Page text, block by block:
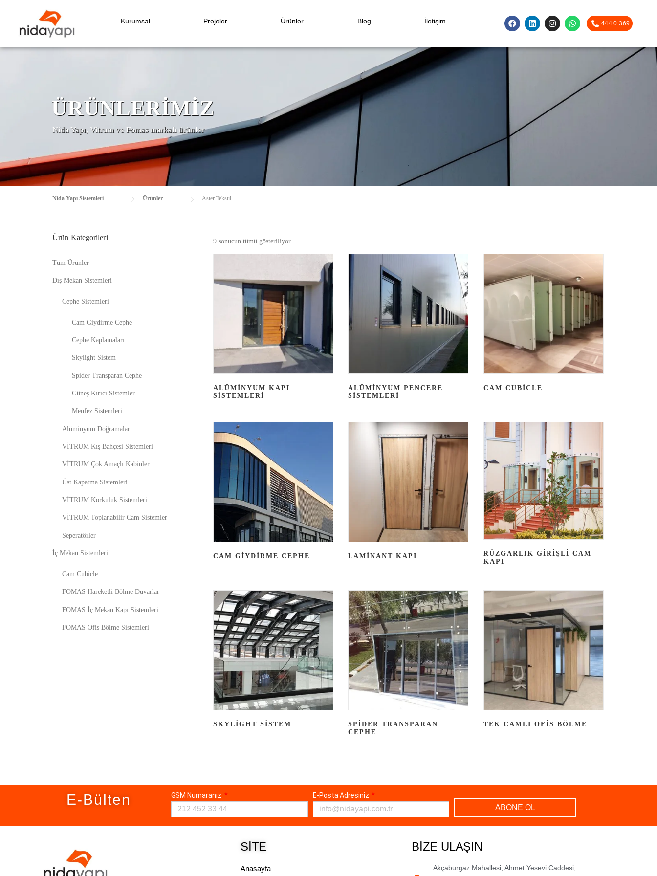
Kurumsal Projeler Ürünler Blog İletişim 444 0 369
ÜRÜNLERIMIZ
Nida Yapı, Vitrum ve Fomas markalı ürünler
Nida Yapı Sistemleri Ürünler Aster Tekstil
9 sonucun tümü gösteriliyor
ALÜMINYUM KAPI
SISTEMLERI
ALÜMINYUM PENCERE
SISTEMLERI
CAM CUBICLE
CAM GIYDIRME CEPHE LAMINANT KAPI
RÜZGARLIK GIRIŞLI CAM
KAPI
SKYLIGHT SISTEM
SPIDER TRANSPARAN
CEPHE
TEK CAMLI OFIS BÖLME
Ürün Kategorileri
Tüm Ürünler
Dış Mekan Sistemleri
Cephe Sistemleri
Cam Giydirme Cephe
Cephe Kaplamaları
Skylight Sistem
Spider Transparan Cephe
Güneş Kırıcı Sistemler
Menfez Sistemleri
Alüminyum Doğramalar
VİTRUM Kış Bahçesi Sistemleri
VİTRUM Çok Amaçlı Kabinler
Üst Kapatma Sistemleri
VİTRUM Korkuluk Sistemleri
VİTRUM Toplanabilir Cam Sistemler
Seperatörler
İç Mekan Sistemleri
Cam Cubicle
FOMAS Hareketli Bölme Duvarlar
FOMAS İç Mekan Kapı Sistemleri
FOMAS Ofis Bölme Sistemleri
E-Bülten GSM Numaranız E-Posta Adresiniz
ABONE OL
SITE
Anasayfa
BIZE ULAŞIN
Akçaburgaz Mahallesi, Ahmet Yesevi Caddesi,